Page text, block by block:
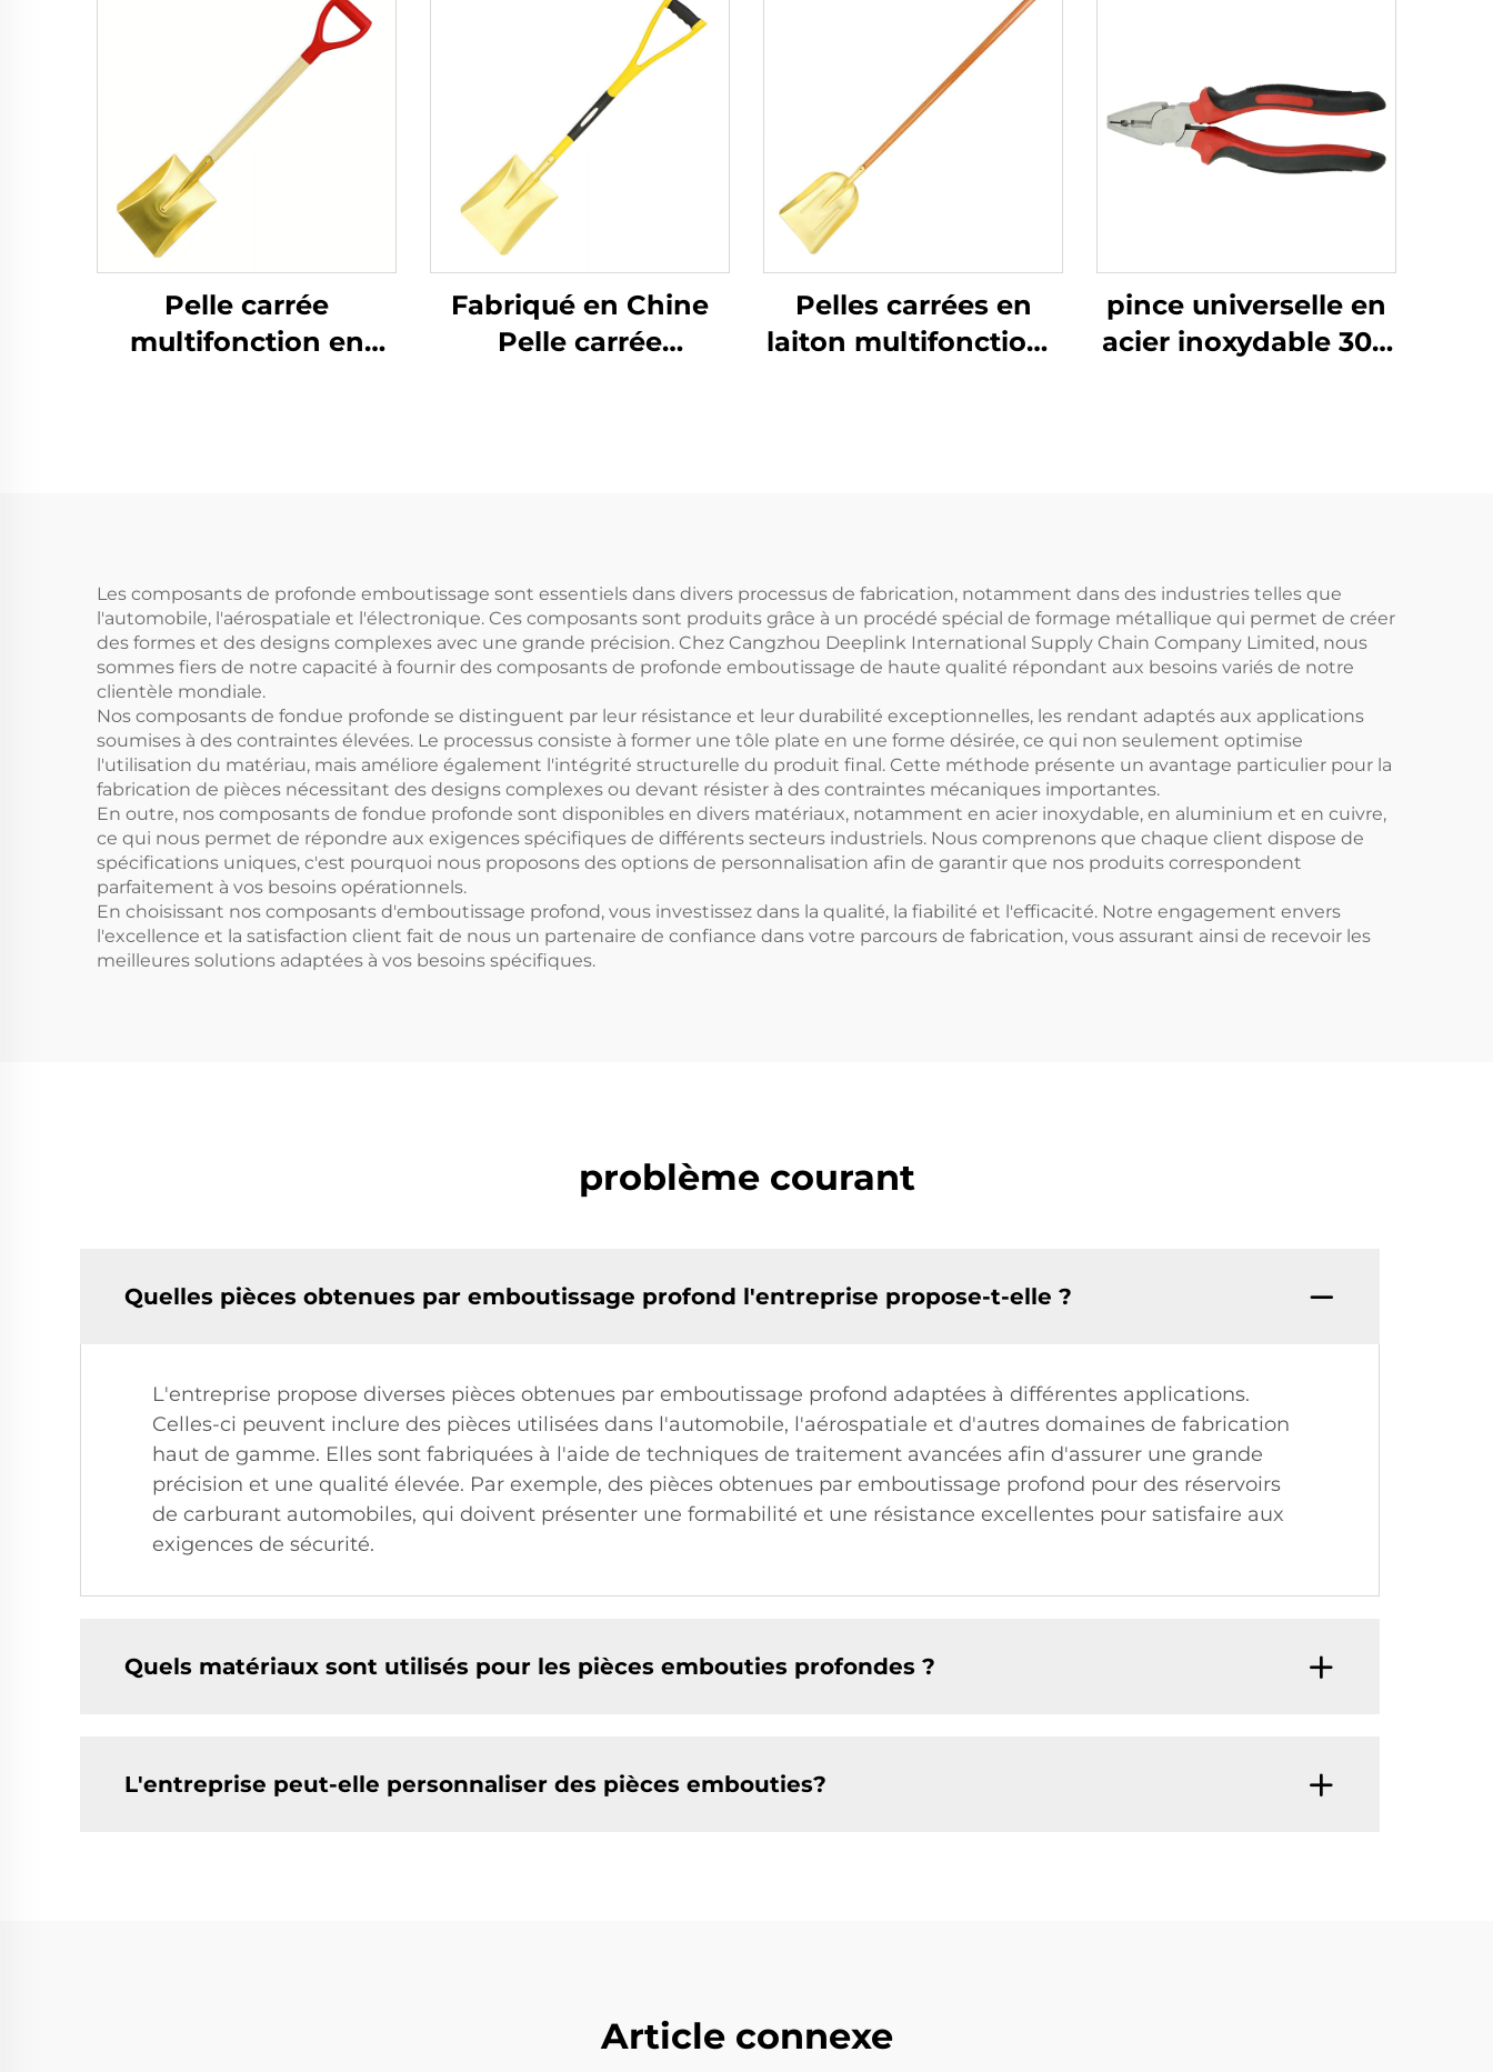
Pelle carrée
multifonction en
explosions
Fabriqué en Chine
Pelle carrée
Pelles carrées en
laiton multifonctions
poussière
pince universelle en
acier inoxydable 304
Les composants de profonde emboutissage sont essentiels dans divers processus de fabrication, notamment dans des industries telles que
l'automobile, l'aérospatiale et l'électronique. Ces composants sont produits grâce à un procédé spécial de formage métallique qui permet de créer
des formes et des designs complexes avec une grande précision. Chez Cangzhou Deeplink International Supply Chain Company Limited, nous
sommes fiers de notre capacité à fournir des composants de profonde emboutissage de haute qualité répondant aux besoins variés de notre
clientèle mondiale.
Nos composants de fondue profonde se distinguent par leur résistance et leur durabilité exceptionnelles, les rendant adaptés aux applications
soumises à des contraintes élevées. Le processus consiste à former une tôle plate en une forme désirée, ce qui non seulement optimise
l'utilisation du matériau, mais améliore également l'intégrité structurelle du produit final. Cette méthode présente un avantage particulier pour la
fabrication de pièces nécessitant des designs complexes ou devant résister à des contraintes mécaniques importantes.
En outre, nos composants de fondue profonde sont disponibles en divers matériaux, notamment en acier inoxydable, en aluminium et en cuivre,
ce qui nous permet de répondre aux exigences spécifiques de différents secteurs industriels. Nous comprenons que chaque client dispose de
spécifications uniques, c'est pourquoi nous proposons des options de personnalisation afin de garantir que nos produits correspondent
parfaitement à vos besoins opérationnels.
En choisissant nos composants d'emboutissage profond, vous investissez dans la qualité, la fiabilité et l'efficacité. Notre engagement envers
l'excellence et la satisfaction client fait de nous un partenaire de confiance dans votre parcours de fabrication, vous assurant ainsi de recevoir les
meilleures solutions adaptées à vos besoins spécifiques.
problème courant
Quelles pièces obtenues par emboutissage profond l'entreprise propose-t-elle ?
L'entreprise propose diverses pièces obtenues par emboutissage profond adaptées à différentes applications.
Celles-ci peuvent inclure des pièces utilisées dans l'automobile, l'aérospatiale et d'autres domaines de fabrication
haut de gamme. Elles sont fabriquées à l'aide de techniques de traitement avancées afin d'assurer une grande
précision et une qualité élevée. Par exemple, des pièces obtenues par emboutissage profond pour des réservoirs
de carburant automobiles, qui doivent présenter une formabilité et une résistance excellentes pour satisfaire aux
exigences de sécurité.
Quels matériaux sont utilisés pour les pièces embouties profondes ?
L'entreprise peut-elle personnaliser des pièces embouties?
Article connexe